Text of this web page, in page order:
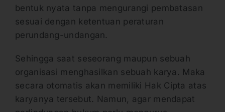
bentuk nyata tanpa mengurangi pembatasan
sesuai dengan ketentuan peraturan
perundang-undangan.
Sehingga saat seseorang maupun sebuah
organisasi menghasilkan sebuah karya. Maka
secara otomatis akan memiliki Hak Cipta atas
karyanya tersebut. Namun, agar mendapat